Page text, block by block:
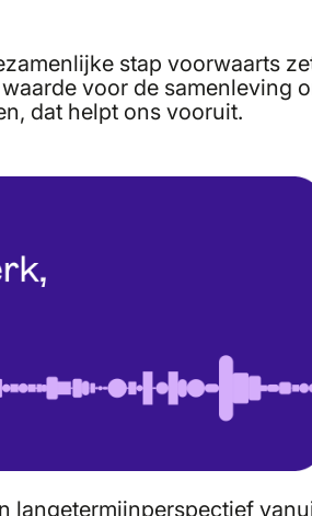
stap voorwaarts
voor de samenleving
dat helpt ons vooruit.
langetermijnperspectief